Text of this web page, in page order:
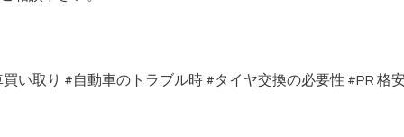
い取り #自動車のトラブル時 #タイヤ交換の必要性 #PR 格